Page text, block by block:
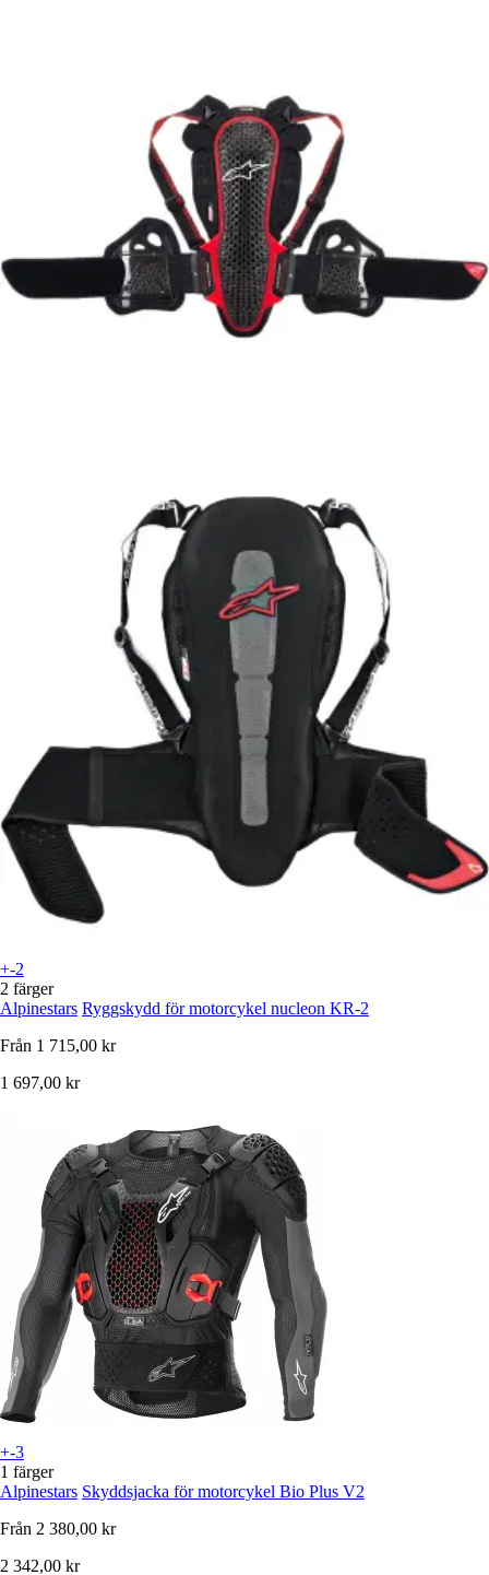
+-2
2 färger
Alpinestars Ryggskydd för motorcykel nucleon KR-2
Från 1 715,00 kr
1 697,00 kr
+-3
1 färger
Alpinestars Skyddsjacka för motorcykel Bio Plus V2
Från 2 380,00 kr
2 342,00 kr